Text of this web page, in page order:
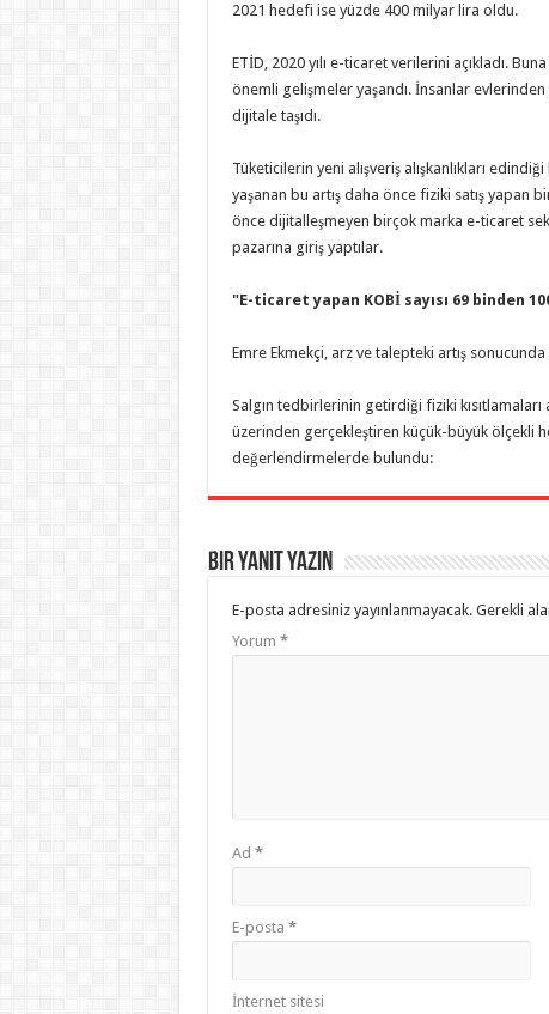
2021 hedefi ise yüzde 400 milyar lira oldu.
ETİD, 2020 yılı e-ticaret verilerini açıkladı.
önemli gelişmeler yaşandı. İnsanlar evlerinden
dijitale taşıdı.
Tüketicilerin yeni alışveriş alışkanlıkları
yaşanan bu artış daha önce fiziki satış yapan
önce dijitalleşmeyen birçok marka e-ticaret
pazarına giriş yaptılar.
"E-ticaret yapan KOBİ sayısı 69 binden
Emre Ekmekçi, arz ve talepteki artış
Salgın tedbirlerinin getirdiği fiziki
üzerinden gerçekleştiren küçük-büyük ölçekli
değerlendirmelerde bulundu:
Bir yanıt yazın
E-posta adresiniz yayınlanmayacak. Gerekli
Yorum *
Ad *
E-posta *
İnternet sitesi